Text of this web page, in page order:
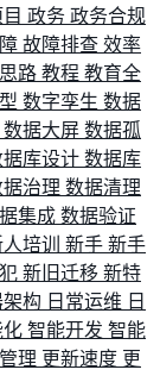
政务 政务合规
故障排查 效率
路 教程 教育全
数字孪生 数据
数据大屏 数据孤
据库设计 数据库
治理 数据清理
集成 数据验证
培训 新手 新手
新旧迁移 新特
构 日常运维 日
化 智能开发 智能
理 更新速度 更